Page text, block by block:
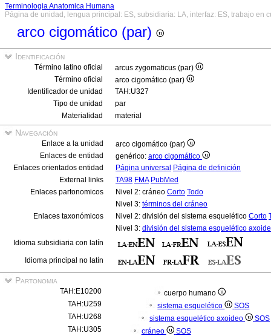
Terminologia Anatomica Humana
Página de unidad, lengua principal: ES, subsidiaria: LA, interfaz: ES, trabajo en
arco cigomático (par)
Identificación
Término latino oficial
arcus zygomaticus (par)
Término oficial
arco cigomático (par)
Identificador de unidad
TAH:U327
Tipo de unidad
par
Materialidad
material
Navegación
Enlace a la unidad
arco cigomático (par)
Enlaces de entidad
genérico: arco cigomático
Enlaces orientados entidad
Página universal Página de definición
External links
TA98 FMA PubMed
Enlaces partonomicos
Nivel 2: cráneo Corto Todo
Nivel 3: términos del cráneo
Enlaces taxonómicos
Nivel 2: división del sistema esquelético Corto
Nivel 3: división del sistema esquelético
Idioma subsidiaria con latín
Idioma principal no latín
Partonomia
TAH:E10200
cuerpo humano
TAH:U259
sistema esquelético
SOS
TAH:U268
sistema esquelético axoideo
SOS
TAH:U305
cráneo
SOS